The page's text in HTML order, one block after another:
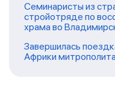
Семинаристы из
стройотряде по
храма во
Завершилась
Африки